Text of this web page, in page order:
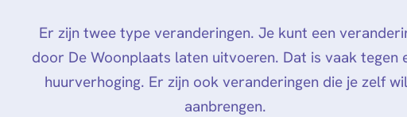
Er zijn twee type veranderingen. Je kunt een
door De Woonplaats laten uitvoeren. Dat is vaak tegen
huurverhoging. Er zijn ook veranderingen die je zelf
aanbrengen.